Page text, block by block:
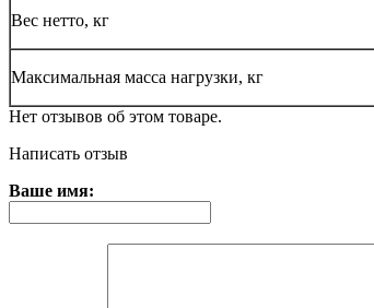
Вес нетто, кг
Максимальная масса нагрузки, кг
Нет отзывов об этом товаре.
Написать отзыв
Ваше имя: